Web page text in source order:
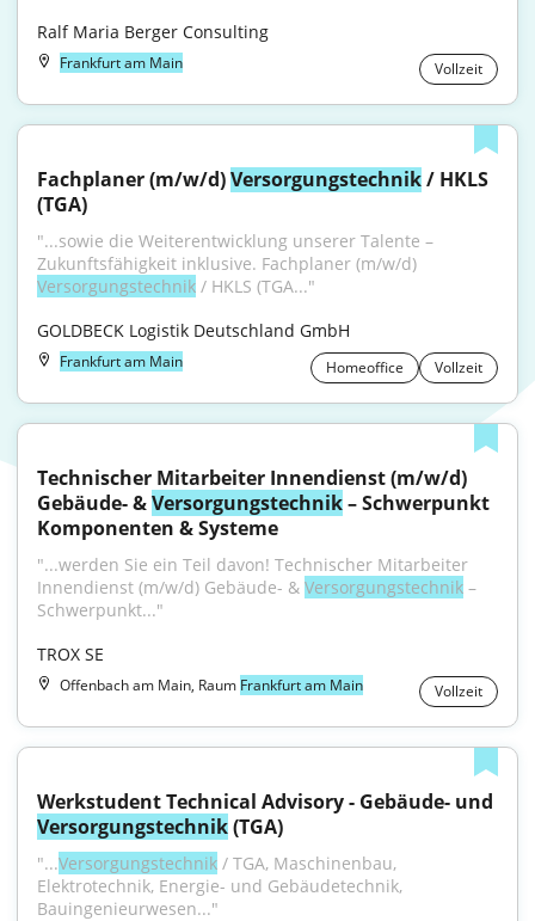
Ralf Maria Berger Consulting
Frankfurt am Main Vollzeit
Fachplaner (m/w/d) Versorgungstechnik / HKLS
(TGA)
"...sowie die Weiterentwicklung unserer Talente –
Versorgungstechnik / HKLS (TGA..."
GOLDBECK Logistik Deutschland GmbH
Frankfurt am Main Homeoffice Vollzeit
Technischer Mitarbeiter Innendienst (m/w/d)
Gebäude- & Versorgungstechnik – Schwerpunkt
Komponenten & Systeme
"...werden Sie ein Teil davon! Technischer Mitarbeiter
Innendienst (m/w/d) Gebäude- & Versorgungstechnik –
Schwerpunkt..."
TROX SE
Offenbach am Main, Raum Frankfurt am Main Vollzeit
Versorgungstechnik (TGA)
"...Versorgungstechnik / TGA, Maschinenbau,
Elektrotechnik, Energie- und Gebäudetechnik,
Bauingenieurwesen..."